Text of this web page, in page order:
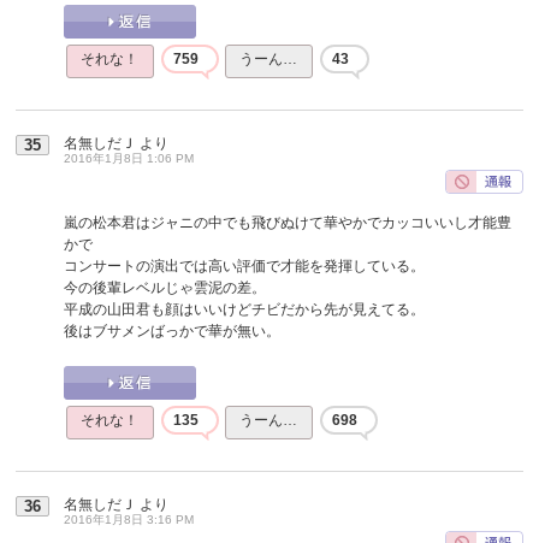
それな！ 759 うーん… 43
35 名無しだＪ より
2016年1月8日 1:06 PM
嵐の松本君はジャニの中でも飛びぬけて華やかでカッコいいし才能豊
かで
コンサートの演出では高い評価で才能を発揮している。
今の後輩レベルじゃ雲泥の差。
平成の山田君も顔はいいけどチビだから先が見えてる。
後はブサメンばっかで華が無い。
それな！ 135 うーん… 698
36 名無しだＪ より
2016年1月8日 3:16 PM